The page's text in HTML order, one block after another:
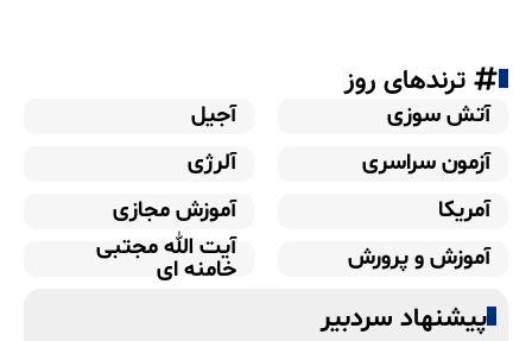
ترندهای روز
آتش سوزی
آجیل
آزمون سراسری
آلرژی
آمریکا
آموزش مجازی
آموزش و پرورش
آیت الله مجتبی
خامنه ای
پیشنهاد سردبیر